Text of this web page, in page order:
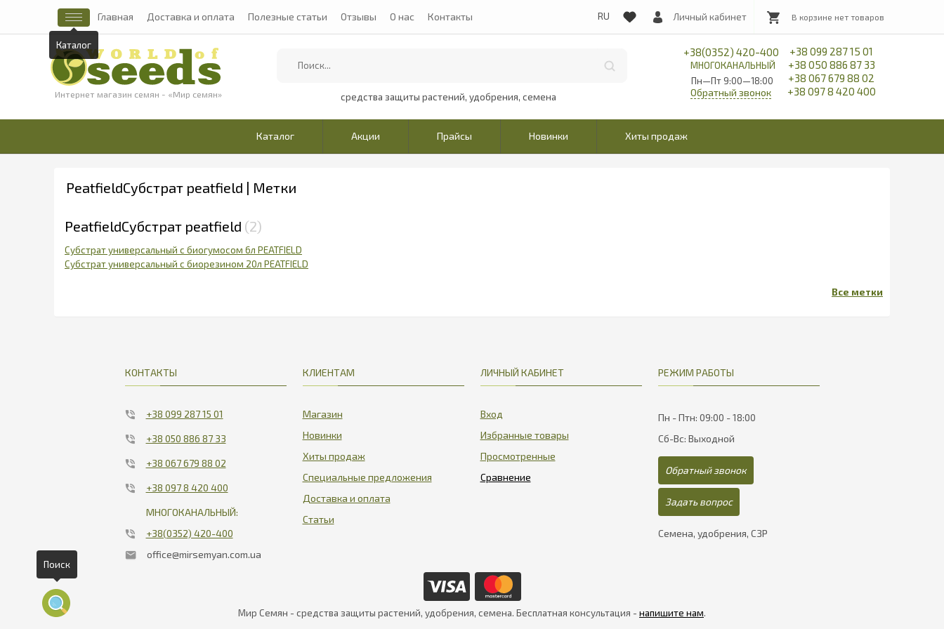
Каталог
Главная Доставка и оплата Полезные статьи Отзывы О нас Контакты Личный кабинет
Интернет магазин семян - «Мир семян» средства защиты растений, удобрения, семена
+38(0352) 420-400
МНОГОКАНАЛЬНЫЙ
Пн—Пт 9:00—18:00
+38 099 287 15 01
+38 050 886 87 33
+38 067 679 88 02
+38 097 8 420 400
Обратный звонок
Каталог Акции Прайсы Новинки Хиты продаж
PeatfieldСубстрат peatfield | Метки
PeatfieldСубстрат peatfield 2
Субстрат универсальный с биогумосом 6л PEATFIELD
Субстрат универсальный с биорезином 20л PEATFIELD
КОНТАКТЫ
+38 099 287 15 01
+38 050 886 87 33
+38 067 679 88 02
+38 097 8 420 400
МНОГОКАНАЛЬНЫЙ:
+38(0352) 420-400
office@mirsemyan.com.ua
КЛИЕНТАМ
Магазин
Новинки
Хиты продаж
Специальные предложения
Доставка и оплата
Статьи
ЛИЧНЫЙ КАБИНЕТ
Вход
Избранные товары
Просмотренные
РЕЖИМ РАБОТЫ
Пн - Птн: 09:00 - 18:00
Сб-Вс: Выходной
Обратный звонок
Задать вопрос
Семена, удобрения, СЗР
Мир Семян - средства защиты растений, удобрения, семена. Бесплатная консультация - напишите нам.
Поиск